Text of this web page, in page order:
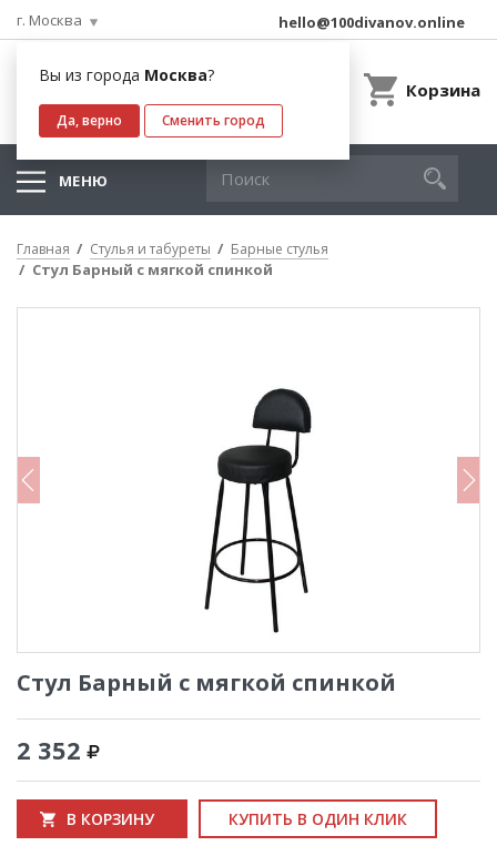
г. Москва
Вы из города Москва?
Да, верно Сменить город
hello@100divanov.online
Корзина
МЕНЮ
Главная Стулья и табуреты Барные стулья
Стул Барный с мягкой спинкой
Стул Барный с мягкой спинкой
2 352
В КОРЗИНУ
КУПИТЬ В ОДИН КЛИК